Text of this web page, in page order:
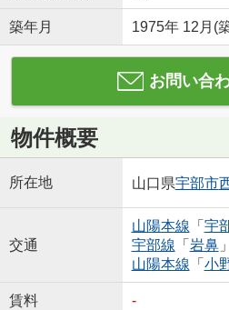
築年月 1975年 12月(
お問い合
物件概要
所在地 山口県宇部市
交通
山陽本線 「 宇
宇部線 「 岩鼻
山陽本線 「 小
賃料 -